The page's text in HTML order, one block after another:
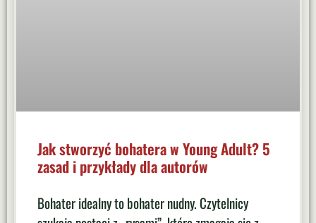
Jak stworzyć bohatera w Young Adult? 5
zasad i przykłady dla autorów
Bohater idealny to bohater nudny. Czytelnicy